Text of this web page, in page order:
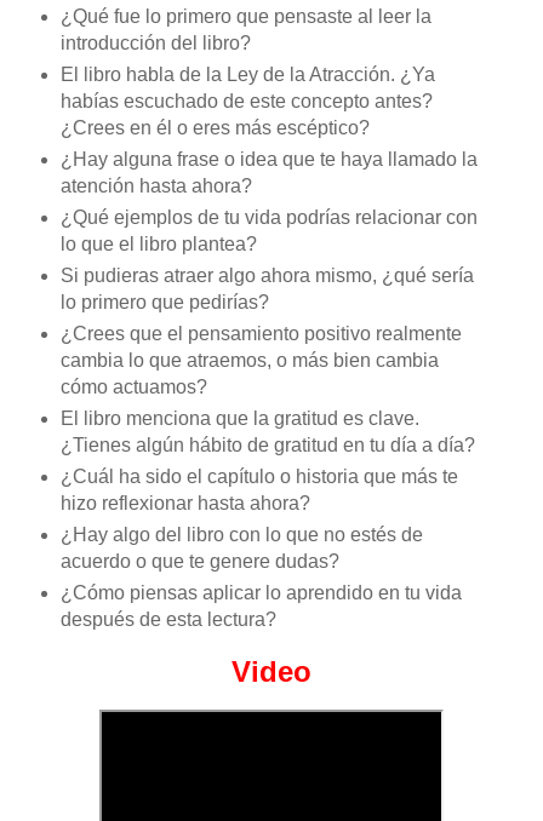
¿Qué fue lo primero que pensaste al leer la
introducción del libro?
El libro habla de la Ley de la Atracción. ¿Ya
habías escuchado de este concepto antes?
¿Crees en él o eres más escéptico?
¿Hay alguna frase o idea que te haya llamado la
atención hasta ahora?
¿Qué ejemplos de tu vida podrías relacionar con
lo que el libro plantea?
Si pudieras atraer algo ahora mismo, ¿qué sería
lo primero que pedirías?
¿Crees que el pensamiento positivo realmente
cambia lo que atraemos, o más bien cambia
cómo actuamos?
El libro menciona que la gratitud es clave.
¿Tienes algún hábito de gratitud en tu día a día?
¿Cuál ha sido el capítulo o historia que más te
hizo reflexionar hasta ahora?
¿Hay algo del libro con lo que no estés de
acuerdo o que te genere dudas?
¿Cómo piensas aplicar lo aprendido en tu vida
después de esta lectura?
Video